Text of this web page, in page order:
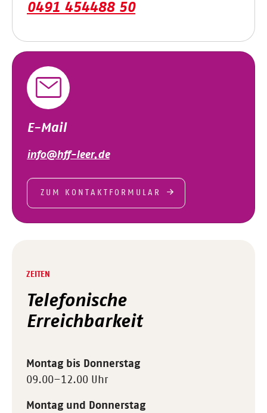
0491 454488 50
E-Mail
info@hff-leer.de
ZUM KONTAKTFORMULAR
ZEITEN
Telefonische
Erreichbarkeit
Montag bis Donnerstag
09.00–12.00 Uhr
Montag und Donnerstag